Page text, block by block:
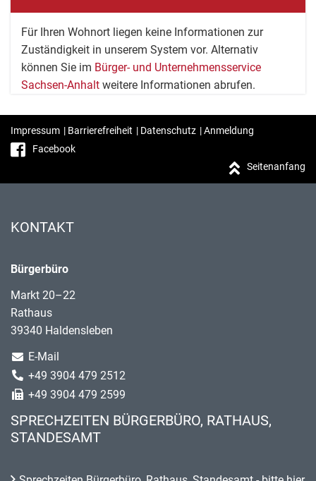
Für Ihren Wohnort liegen keine Informationen zur
Zuständigkeit in unserem System vor. Alternativ
können Sie im Bürger- und Unternehmensservice
Sachsen-Anhalt weitere Informationen abrufen.
Impressum | Barrierefreiheit | Datenschutz |Anmeldung
Facebook
Seitenanfang
KONTAKT
Bürgerbüro
Markt 20–22
Rathaus
39340 Haldensleben
E-Mail
+49 3904 479 2512
+49 3904 479 2599
SPRECHZEITEN BÜRGERBÜRO, RATHAUS,
STANDESAMT